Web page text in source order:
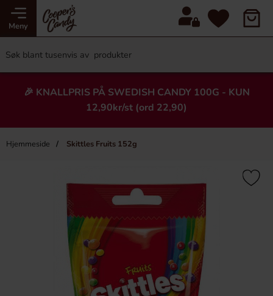
Meny
🎉 KNALLPRIS PÅ SWEDISH CANDY 100G - KUN
12,90kr/st (ord 22,90)
Hjemmeside Skittles Fruits 152g
Heading
×